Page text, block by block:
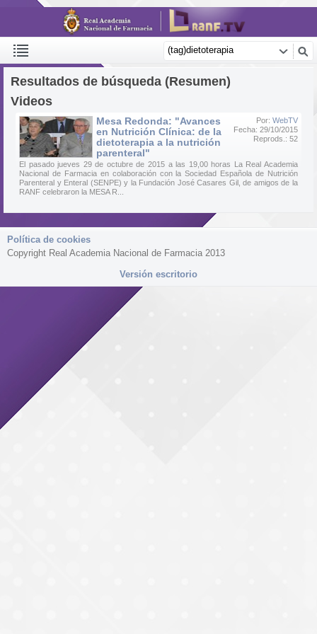
Resultados de búsqueda (Resumen)
Videos
Por: WebTV
Fecha: 29/10/2015
Reprods.: 52
Mesa Redonda: "Avances
en Nutrición Clínica: de la
dietoterapia a la nutrición
parenteral"
El pasado jueves 29 de octubre de 2015 a las 19,00 horas La Real Academia
Nacional de Farmacia en colaboración con la Sociedad Española de Nutrición
Parenteral y Enteral (SENPE) y la Fundación José Casares Gil, de amigos de la
RANF celebraron la MESA R...
Política de cookies
Copyright Real Academia Nacional de Farmacia 2013
Versión escritorio